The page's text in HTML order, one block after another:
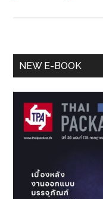
Label-
การ
ฉลาก
แบบ
ดิจิทัล
Primary
NEW E-BOOK